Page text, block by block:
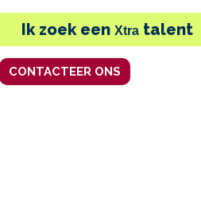
Ik zoek een Xtratalent
CONTACTEER ONS